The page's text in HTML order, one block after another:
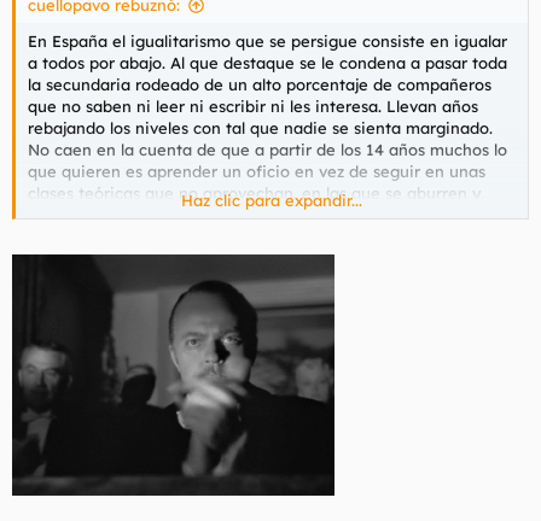
cuellopavo rebuznó:
En España el igualitarismo que se persigue consiste en igualar
a todos por abajo. Al que destaque se le condena a pasar toda
la secundaria rodeado de un alto porcentaje de compañeros
que no saben ni leer ni escribir ni les interesa. Llevan años
rebajando los niveles con tal que nadie se sienta marginado.
No caen en la cuenta de que a partir de los 14 años muchos lo
que quieren es aprender un oficio en vez de seguir en unas
clases teóricas que no aprovechan, en las que se aburren y
aburren al resto.
A lo mejor temen que si se mejora la calidad de la enseñanza
ya no serán tan manipulables, y de mayores no les voten.
Haz clic para expandir...